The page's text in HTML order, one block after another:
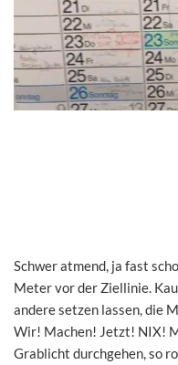
Schwer atmend, ja fast
Meter vor der Ziellinie.
andere setzen lassen, die
Wir! Machen! Jetzt! NIX!
Grablicht durchgehen, so